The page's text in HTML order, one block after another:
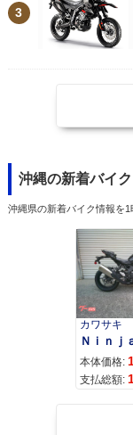
3
沖縄の新着バイ
沖縄県の新着バイク情報を
カワサキ
本体価格:
支払総額: